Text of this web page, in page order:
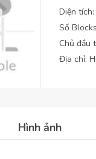
Diện
Số
Chủ đầu
Địa chỉ:
Hình ảnh